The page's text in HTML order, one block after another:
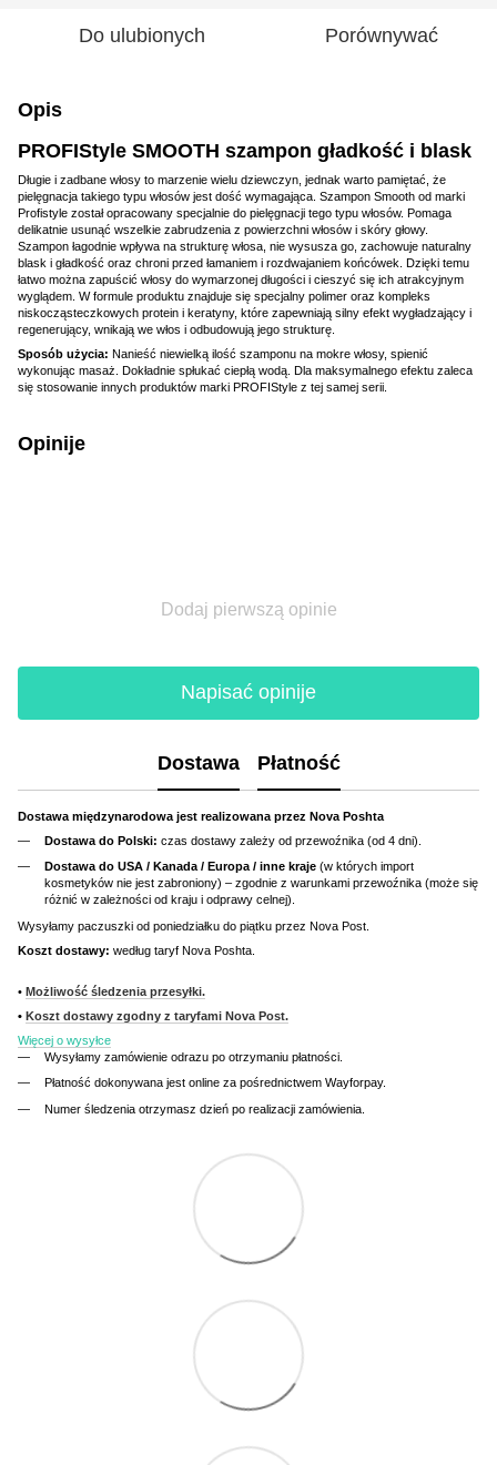
Do ulubionych Porównywać
Opis
PROFIStyle SMOOTH szampon gładkość i blask
Długie i zadbane włosy to marzenie wielu dziewczyn, jednak warto pamiętać, że
pielęgnacja takiego typu włosów jest dość wymagająca. Szampon Smooth od marki
Profistyle został opracowany specjalnie do pielęgnacji tego typu włosów. Pomaga
delikatnie usunąć wszelkie zabrudzenia z powierzchni włosów i skóry głowy.
Szampon łagodnie wpływa na strukturę włosa, nie wysusza go, zachowuje naturalny
blask i gładkość oraz chroni przed łamaniem i rozdwajaniem końcówek. Dzięki temu
łatwo można zapuścić włosy do wymarzonej długości i cieszyć się ich atrakcyjnym
wyglądem. W formule produktu znajduje się specjalny polimer oraz kompleks
niskocząsteczkowych protein i keratyny, które zapewniają silny efekt wygładzający i
regenerujący, wnikają we włos i odbudowują jego strukturę.
Sposób użycia: Nanieść niewielką ilość szamponu na mokre włosy, spienić
wykonując masaż. Dokładnie spłukać ciepłą wodą. Dla maksymalnego efektu zaleca
się stosowanie innych produktów marki PROFIStyle z tej samej serii.
Opinije
Dodaj pierwszą opinie
Napisać opinije
Dostawa Płatność
Dostawa międzynarodowa jest realizowana przez Nova Poshta
Dostawa do Polski: czas dostawy zależy od przewoźnika (od 4 dni).
Dostawa do USA / Kanada / Europa / inne kraje (w których import
kosmetyków nie jest zabroniony) – zgodnie z warunkami przewoźnika (może się
różnić w zależności od kraju i odprawy celnej).
Wysyłamy paczuszki od poniedziałku do piątku przez Nova Post.
Koszt dostawy: według taryf Nova Poshta.
• Możliwość śledzenia przesyłki.
• Koszt dostawy zgodny z taryfami Nova Post.
Więcej o wysyłce
Wysyłamy zamówienie odrazu po otrzymaniu płatności.
Płatność dokonywana jest online za pośrednictwem Wayforpay.
Numer śledzenia otrzymasz dzień po realizacji zamówienia.